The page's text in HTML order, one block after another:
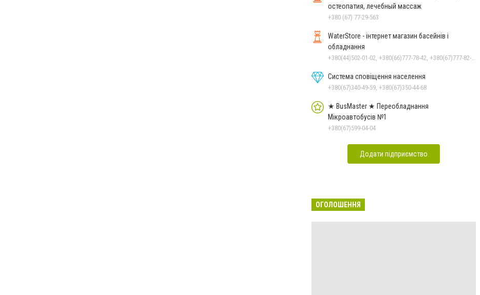
остеопатия, лечебный массаж
+380 (67) 77-29-563
WaterStore - інтернет магазин басейнів і
обладнання
Система сповіщення населення
+380(67)340-49-59, +380(67)350-44-68
★ BusMaster ★ Переобладнання
Мікроавтобусів №1
+380(67)599-04-04
Додати підприємство
ОГОЛОШЕННЯ